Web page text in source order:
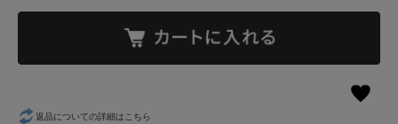
返品についての詳細はこちら